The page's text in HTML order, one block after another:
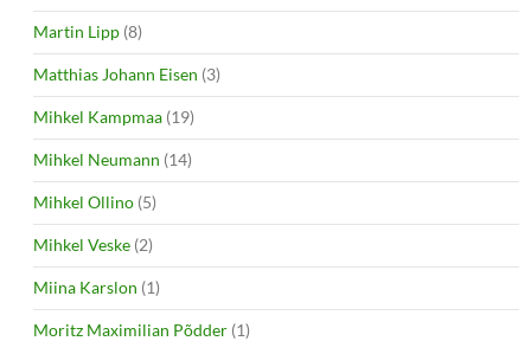
Martin Lipp (8)
Matthias Johann Eisen (3)
Mihkel Kampmaa (19)
Mihkel Neumann (14)
Mihkel Ollino (5)
Mihkel Veske (2)
Miina Karslon (1)
Moritz Maximilian Põdder (1)